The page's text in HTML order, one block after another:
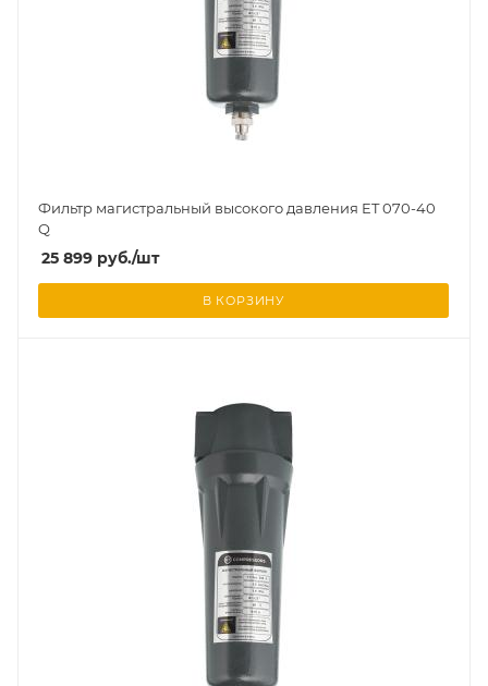
Фильтр магистральный высокого давления ET 070-40
Q
25 899 руб./шт
В КОРЗИНУ